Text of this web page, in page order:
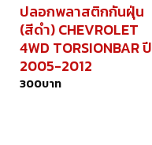
ปลอกพลาสติกกันฝุ่น
(สีดำ) CHEVROLET
4WD TORSIONBAR ปี
2005-2012
300บาท